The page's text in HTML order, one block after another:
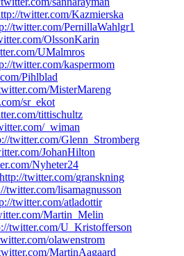
twitter.com/Kazmierska
twitter.com/PernillaWahlgr1
OlssonKarin
UMalmros
twitter.com/kaspermom
Pihlblad
MisterMareng
sr_ ekot
tittischultz
_ wiman
twitter.com/Glenn_Stromberg
JohanHilton
Nyheter24
http://twitter.com/granskning
twitter.com/lisamagnusson
twitter.com/atladottir
Martin_Melin
twitter.com/U_Kristofferson
olawenstrom
MartinAagaard